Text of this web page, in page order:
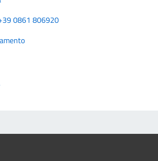
0861 806920